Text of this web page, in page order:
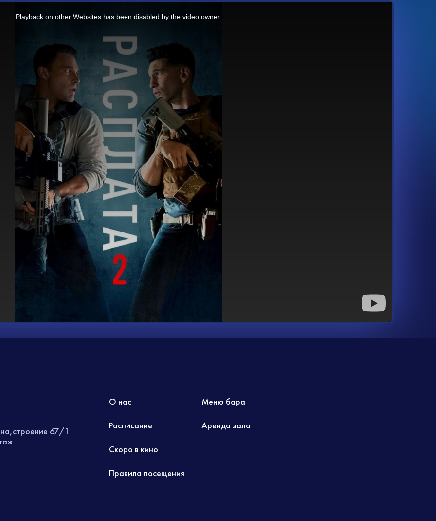
Playback on other Websites has been disabled by the video owner.
67/1
О нас
Расписание
Скоро в кино
Правила посещения
Меню бара
Аренда зала